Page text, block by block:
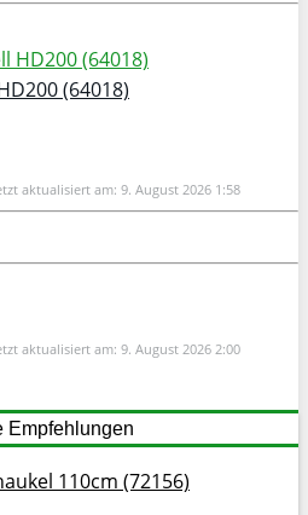
(64018)
aktualisiert am: 9. August 2026 1:58
aktualisiert am: 9. August 2026 2:00
Empfehlungen